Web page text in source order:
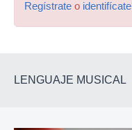
Regístrate o identifícate
LENGUAJE MUSICAL